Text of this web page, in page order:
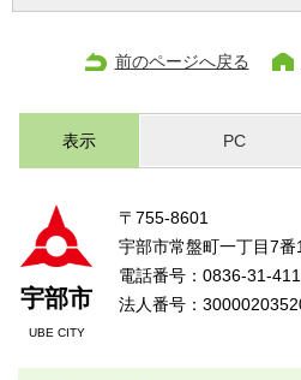
前のページへ戻る
表示 PC
宇部市
UBE CITY
〒755-8601
宇部市常盤町一丁目7番
電話番号：0836-31-
法人番号：